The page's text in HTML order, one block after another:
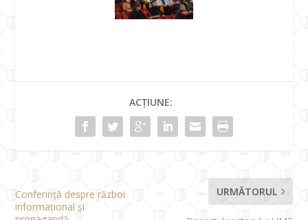
ACȚIUNE:
Conferință despre război
informațional și
URMĂTORUL